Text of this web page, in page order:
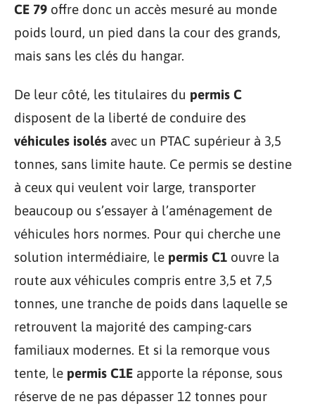
CE 79 offre donc un accès mesuré au monde
poids lourd, un pied dans la cour des grands,
mais sans les clés du hangar.
De leur côté, les titulaires du permis C
disposent de la liberté de conduire des
véhicules isolés avec un PTAC supérieur à 3,5
tonnes, sans limite haute. Ce permis se destine
à ceux qui veulent voir large, transporter
beaucoup ou s’essayer à l’aménagement de
véhicules hors normes. Pour qui cherche une
solution intermédiaire, le permis C1 ouvre la
route aux véhicules compris entre 3,5 et 7,5
tonnes, une tranche de poids dans laquelle se
retrouvent la majorité des camping-cars
familiaux modernes. Et si la remorque vous
tente, le permis C1E apporte la réponse, sous
réserve de ne pas dépasser 12 tonnes pour